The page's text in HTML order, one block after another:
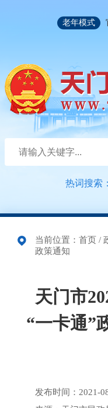
老年模式
热词搜索：
当前位置： 首页 /
政策通知
天门市
“一卡通”
发布时间：2021-